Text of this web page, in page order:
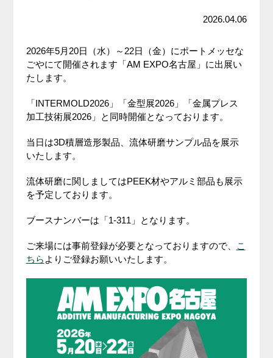
2026.04.06
2026年5月20日（水）～22日（金）にポートメッセな
ごやにて開催されます「AM EXPO名古屋」に出展い
たします。
「INTERMOLD2026」「金型展2026」「金属プレス
加工技術展2026」と同時開催となっております。
当日は3D積層造形製品、流体研磨サンプル品を展示
いたします。
流体研磨に関しましてはPEEK材やアルミ部品も展示
を予定しております。
ブースナンバーは「1-311」となります。
ご来場には事前登録が必要となっておりますので、
こ
ちら よりご登録お願いいたします。